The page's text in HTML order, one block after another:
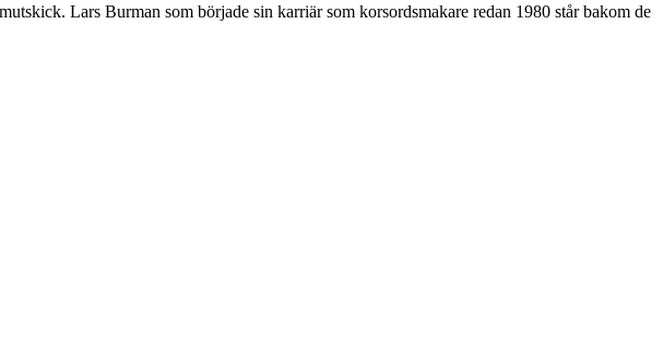
Lars Burman som började sin karriär som korsordsmakare redan 1980 står bakom de